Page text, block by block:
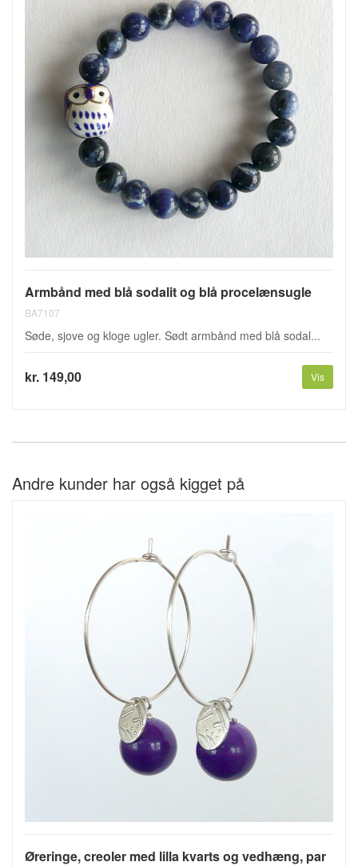
Armbånd med blå sodalit og blå procelænsugle
BA7107
Søde, sjove og kloge ugler. Sødt armbånd med blå sodal...
kr. 149,00 Vis
Andre kunder har også kigget på
Øreringe, creoler med lilla kvarts og vedhæng, par